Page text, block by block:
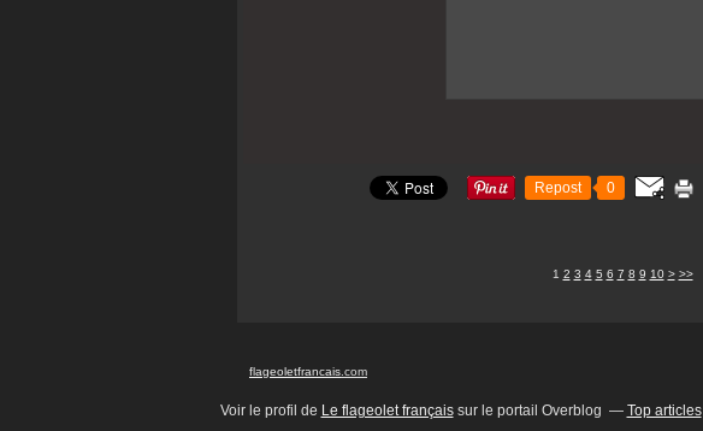
Repost 0
1 2 3 4 5 6 7 8 9 10 > >>
flageoletfrancais .com
Voir le profil de Le flageolet françaissur le portail Overblog Top articles